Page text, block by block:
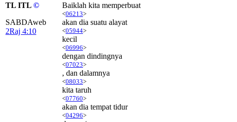
TL ITL ©
SABDAweb
2Raj 4:10
Baiklah kita memperbuat
<06213>
akan dia suatu alayat
<05944>
kecil
<06996>
dengan dindingnya
<07023>
, dan dalamnya
<08033>
kita taruh
<07760>
akan dia tempat tidur
<04296>